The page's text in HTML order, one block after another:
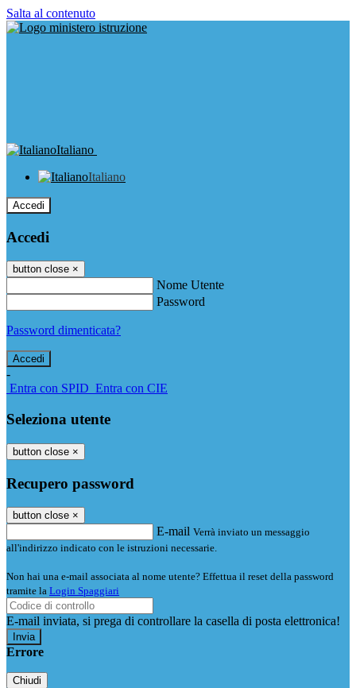
Salta al contenuto
Italiano
Italiano
Accedi
Accedi
button close ×
Nome Utente
Password
Password dimenticata?
-
Entra con SPID Entra con CIE
Seleziona utente
button close ×
Recupero password
button close ×
E-mail Verrà inviato un messaggio
all'indirizzo indicato con le istruzioni necessarie.
Non hai una e-mail associata al nome utente? Effettua il reset della password
tramite la Login Spaggiari
E-mail inviata, si prega di controllare la casella di posta elettronica!
Errore
Chiudi